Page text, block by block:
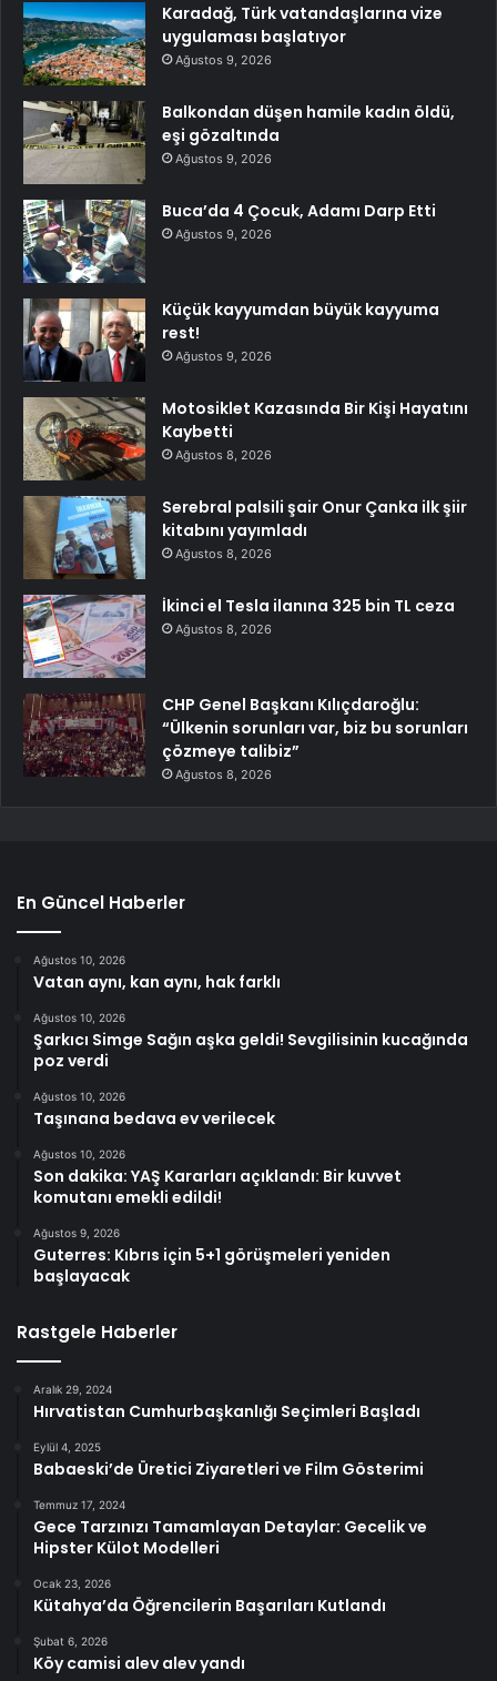
Karadağ, Türk vatandaşlarına vize
uygulaması başlatıyor
Ağustos 9, 2026
Balkondan düşen hamile kadın öldü,
eşi gözaltında
Ağustos 9, 2026
Buca’da 4 Çocuk, Adamı Darp Etti
Ağustos 9, 2026
Küçük kayyumdan büyük kayyuma
rest!
Ağustos 9, 2026
Motosiklet Kazasında Bir Kişi Hayatını
Kaybetti
Ağustos 8, 2026
Serebral palsili şair Onur Çanka ilk şiir
kitabını yayımladı
Ağustos 8, 2026
İkinci el Tesla ilanına 325 bin TL ceza
Ağustos 8, 2026
CHP Genel Başkanı Kılıçdaroğlu:
“Ülkenin sorunları var, biz bu sorunları
çözmeye talibiz”
Ağustos 8, 2026
En Güncel Haberler
Ağustos 10, 2026
Vatan aynı, kan aynı, hak farklı
Ağustos 10, 2026
Şarkıcı Simge Sağın aşka geldi! Sevgilisinin kucağında
poz verdi
Ağustos 10, 2026
Taşınana bedava ev verilecek
Ağustos 10, 2026
Son dakika: YAŞ Kararları açıklandı: Bir kuvvet
komutanı emekli edildi!
Ağustos 9, 2026
Guterres: Kıbrıs için 5+1 görüşmeleri yeniden
başlayacak
Rastgele Haberler
Aralık 29, 2024
Hırvatistan Cumhurbaşkanlığı Seçimleri Başladı
Eylül 4, 2025
Babaeski’de Üretici Ziyaretleri ve Film Gösterimi
Temmuz 17, 2024
Gece Tarzınızı Tamamlayan Detaylar: Gecelik ve
Hipster Külot Modelleri
Ocak 23, 2026
Kütahya’da Öğrencilerin Başarıları Kutlandı
Şubat 6, 2026
Köy camisi alev alev yandı